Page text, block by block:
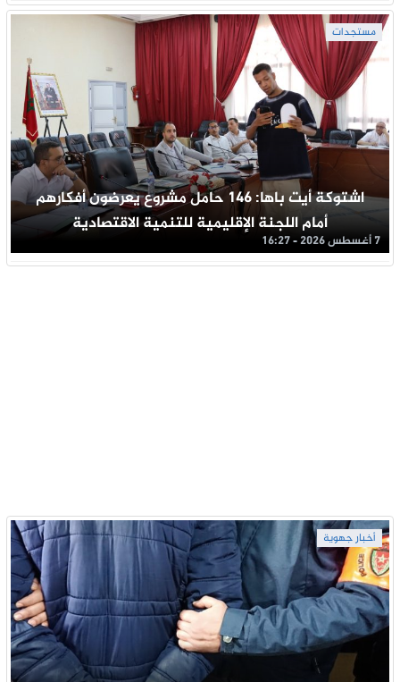
مستجدات
اشتوكة أيت باها: 146 حامل مشروع يعرضون أفكارهم
أمام اللجنة الإقليمية للتنمية الاقتصادية
7 أغسطس 2026 - 16:27
أخبار جهوية